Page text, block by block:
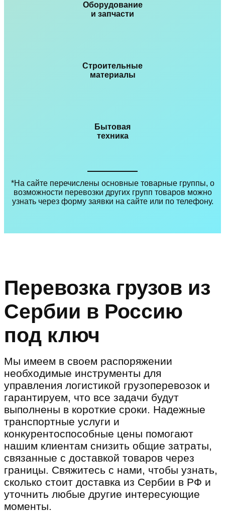
Оборудование
и запчасти
Строительные
материалы
Бытовая
техника
*На сайте перечислены основные товарные группы, о
возможности перевозки других групп товаров можно
узнать через форму заявки на сайте или по телефону.
Перевозка грузов из
Сербии в Россию
под ключ
Мы имеем в своем распоряжении
необходимые инструменты для
управления логистикой грузоперевозок и
гарантируем, что все задачи будут
выполнены в короткие сроки. Надежные
транспортные услуги и
конкурентоспособные цены помогают
нашим клиентам снизить общие затраты,
связанные с доставкой товаров через
границы. Свяжитесь с нами, чтобы узнать,
сколько стоит доставка из Сербии в РФ и
уточнить любые другие интересующие
моменты.